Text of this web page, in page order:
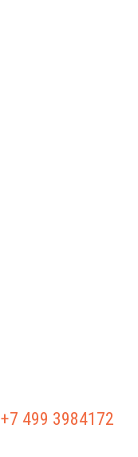
+7 499 3984172